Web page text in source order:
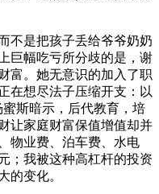
是把孩子丢给爷爷奶奶
巨幅吃亏所分歧的是，谢
富。她无意识的加入了职
在想尽法子压缩开支：以
斯暗示，后代教育，培
让家庭财富保值增值却并
物业费、泊车费、水电
；我被这种高杠杆的投资
的变化。